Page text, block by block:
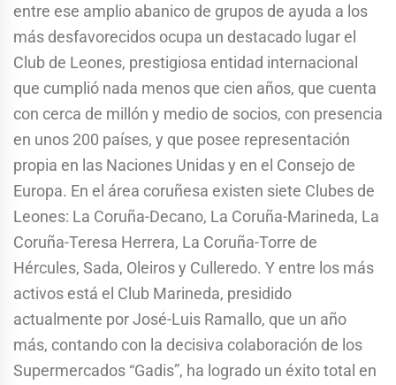
entre ese amplio abanico de grupos de ayuda a los
más desfavorecidos ocupa un destacado lugar el
Club de Leones, prestigiosa entidad internacional
que cumplió nada menos que cien años, que cuenta
con cerca de millón y medio de socios, con presencia
en unos 200 países, y que posee representación
propia en las Naciones Unidas y en el Consejo de
Europa. En el área coruñesa existen siete Clubes de
Leones: La Coruña-Decano, La Coruña-Marineda, La
Coruña-Teresa Herrera, La Coruña-Torre de
Hércules, Sada, Oleiros y Culleredo. Y entre los más
activos está el Club Marineda, presidido
actualmente por José-Luis Ramallo, que un año
más, contando con la decisiva colaboración de los
Supermercados “Gadis”, ha logrado un éxito total en